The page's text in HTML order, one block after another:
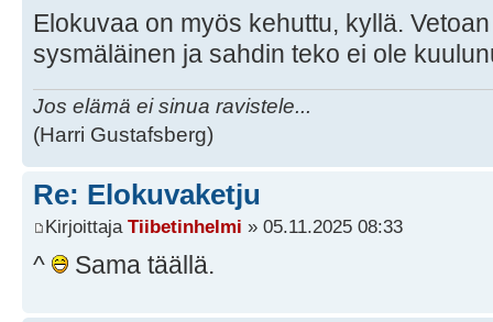
Elokuvaa on myös kehuttu, kyllä.
sysmäläinen ja sahdin teko ei ole
Jos elämä ei sinua ravistele...
(Harri Gustafsberg)
Re: Elokuvaketju
Kirjoittaja Tiibetinhelmi » 05.11.2025 08:33
^ Sama täällä.